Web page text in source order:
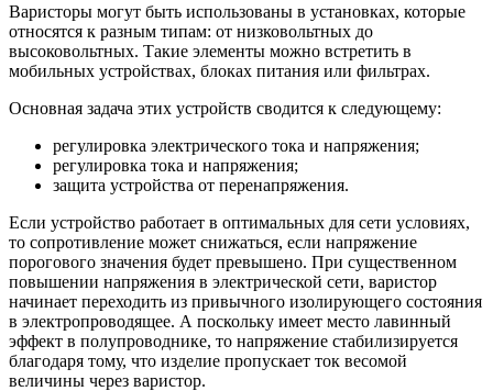
Варисторы могут быть использованы в установках, которые
относятся к разным типам: от низковольтных до
высоковольтных. Такие элементы можно встретить в
мобильных устройствах, блоках питания или фильтрах.
Основная задача этих устройств сводится к следующему:
регулировка электрического тока и напряжения;
регулировка тока и напряжения;
защита устройства от перенапряжения.
Если устройство работает в оптимальных для сети условиях,
то сопротивление может снижаться, если напряжение
порогового значения будет превышено. При существенном
повышении напряжения в электрической сети, варистор
начинает переходить из привычного изолирующего состояния
в электропроводящее. А поскольку имеет место лавинный
эффект в полупроводнике, то напряжение стабилизируется
благодаря тому, что изделие пропускает ток весомой
величины через варистор.